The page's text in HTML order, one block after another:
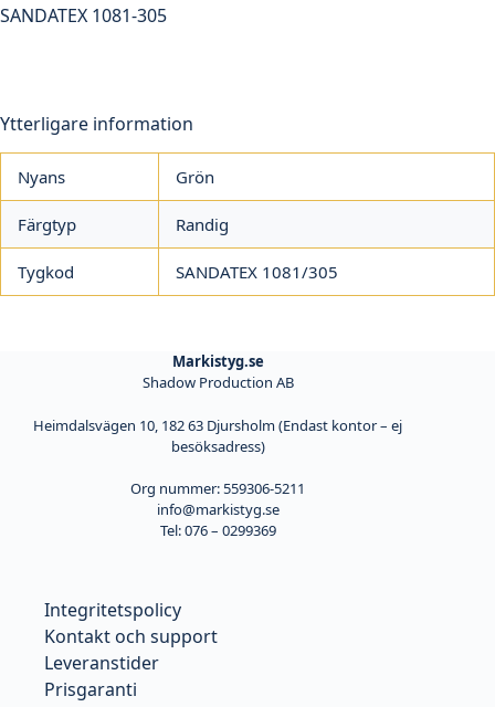
SANDATEX 1081-305
Ytterligare information
Nyans Grön
Färgtyp Randig
Tygkod SANDATEX 1081/305
Markistyg.se
Shadow Production AB
Heimdalsvägen 10, 182 63 Djursholm (Endast kontor – ej
besöksadress)
Org nummer: 559306-5211
info@markistyg.se
Tel: 076 – 0299369
Integritetspolicy
Kontakt och support
Leveranstider
Prisgaranti